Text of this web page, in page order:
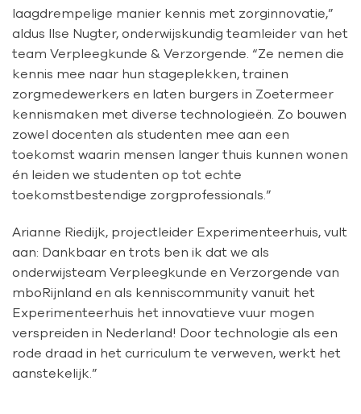
laagdrempelige manier kennis met zorginnovatie,”
aldus Ilse Nugter, onderwijskundig teamleider van het
team Verpleegkunde & Verzorgende. “Ze nemen die
kennis mee naar hun stageplekken, trainen
zorgmedewerkers en laten burgers in Zoetermeer
kennismaken met diverse technologieën. Zo bouwen
zowel docenten als studenten mee aan een
toekomst waarin mensen langer thuis kunnen wonen
én leiden we studenten op tot echte
toekomstbestendige zorgprofessionals.”
Arianne Riedijk, projectleider Experimenteerhuis, vult
aan: Dankbaar en trots ben ik dat we als
onderwijsteam Verpleegkunde en Verzorgende van
mboRijnland en als kenniscommunity vanuit het
Experimenteerhuis het innovatieve vuur mogen
verspreiden in Nederland! Door technologie als een
rode draad in het curriculum te verweven, werkt het
aanstekelijk.”